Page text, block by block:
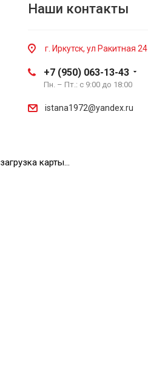
Наши контакты
г. Иркутск, ул Ракитная 24
+7 (950) 063-13-43
Пн. – Пт.: с 9:00 до 18:00
istana1972@yandex.ru
загрузка карты...